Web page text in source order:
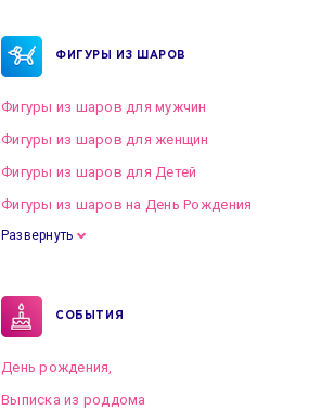
ФИГУРЫ ИЗ ШАРОВ
Фигуры из шаров для мужчин
Фигуры из шаров для женщин
Фигуры из шаров для Детей
Фигуры из шаров на День Рождения
Развернуть
СОБЫТИЯ
День рождения,
Выписка из роддома